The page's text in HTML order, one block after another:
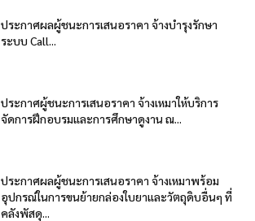
ประกาศผลผู้ชนะการเสนอราคา จ้างบำรุงรักษา
ระบบ Call...
ประกาศผู้ชนะการเสนอราคา จ้างเหมาให้บริการ
จัดการฝึกอบรมและการศึกษาดูงาน ณ...
ประกาศผลผู้ชนะการเสนอราคา จ้างเหมาพร้อม
อุปกรณ์ในการขนย้ายกล่องใบยาและวัตถุดิบอื่นๆ ที่
คลังพัสดุ...